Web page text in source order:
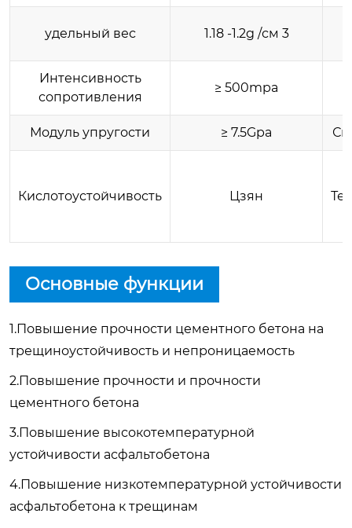
удельный вес 1.18 -1.2g /см 3
Интенсивность
сопротивления
≥ 500mpa
Модуль упругости ≥ 7.5Gpa
Кислотоустойчивость Цзян
Основные функции
1.Повышение прочности цементного бетона на
трещиноустойчивость и непроницаемость
2.Повышение прочности и прочности
цементного бетона
3.Повышение высокотемпературной
устойчивости асфальтобетона
4.Повышение низкотемпературной устойчивости
асфальтобетона к трещинам